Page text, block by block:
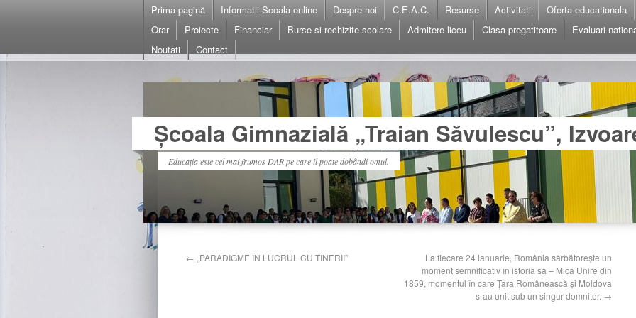
Prima pagină Informatii Scoala online Despre noi C.E.A.C. Resurse Activitati Oferta educationala
Orar
Proiecte Financiar Burse si rechizite scolare Admitere liceu Clasa pregatitoare Evaluari
Noutati
Contact
Școala Gimnazială „Traian Săvulescu”,
Educația este cel mai frumos DAR pe care il poate dobândi omul.
← „PARADIGME IN LUCRUL CU TINERII”
La fiecare 24 ianuarie, România sărbătorește un
moment semnificativ în istoria sa – Mica Unire din
1859, momentul în care Țara Românească și Moldova
s-au unit sub un singur domnitor. →